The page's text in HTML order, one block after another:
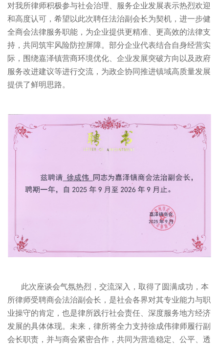
对我所律师积极参与社会治理、服务企业发展表示热烈欢迎
和高度认可，希望以此次聘任法治副会长为契机，进一步健
全商会法律服务职能，为企业提供更精准、更高效的法律支
持，共同筑牢风险防控屏障。部分企业代表结合自身经营实
际，围绕嘉泽镇营商环境优化、企业发展突破方向以及政府
服务改进建议等进行交流，为政企协同推进镇域高质量发展
提供了鲜明思路。
此次座谈会气氛热烈，交流深入，取得了圆满成功，本
所律师受聘商会法治副会长，是社会各界对其专业能力与职
业操守的肯定，也是律所践行社会责任、深度服务地方经济
发展的具体体现。未来，律所将全力支持徐成伟律师履行副
会长职责，并与商会紧密合作，共同为营造稳定、公平、透